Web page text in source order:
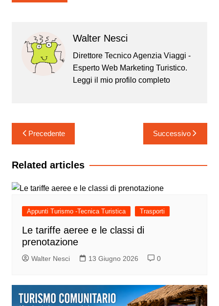
Walter Nesci
Direttore Tecnico Agenzia Viaggi -
Esperto Web Marketing Turistico.
Leggi il mio profilo completo
Navigazione
articoli
Precedente Successivo
Related articles
Appunti Turismo -Tecnica Turistica Trasporti
Le tariffe aeree e le classi di
prenotazione
Walter Nesci 13 Giugno 2026 0